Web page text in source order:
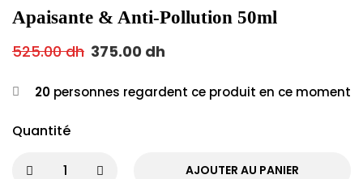
Apaisante & Anti-Pollution 50ml
525.00dh 375.00 dh
20 personnes regardent ce produit en ce moment
Quantité
AJOUTER AU PANIER